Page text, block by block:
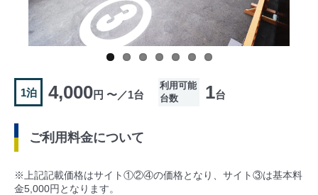
1泊 4,000円 〜／1台
利用可能
台数
1台
ご利用料金について
※上記記載価格はサイト①②④の価格となり、サイト③は基本料
金5,000円となります。